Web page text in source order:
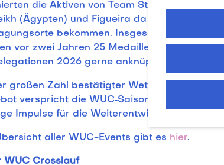
die Aktiven von Team Studi. In diesem
(Ägypten) und Figueira da Foz (Portugal)
bekommen. Insgesamt fuhren die
vor zwei Jahren 25 Medaillen (7 x Gold, 4 x
2026 gerne anknüpfen möchten.
großen Zahl bestätigter Wettkämpfe und
verspricht die WUC‑Saison 2026
Impulse für die Weiterentwicklung des
aller WUC-Events gibt es hier.
WUC Crosslauf